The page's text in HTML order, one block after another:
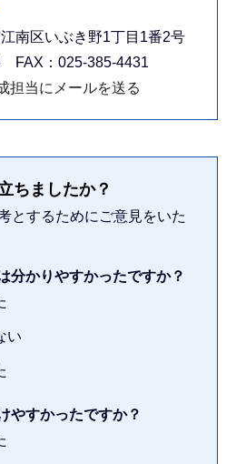
南区いぶき野1丁目1番2号
FAX：025-385-4431
担当にメールを送る
ちましたか？
とするためにご意見をいた
分かりやすかったですか？
い
やすかったですか？